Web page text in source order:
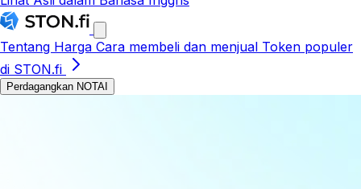
Tentang Harga Cara membeli dan menjual Token populer
di STON.fi
Perdagangkan NOTAI